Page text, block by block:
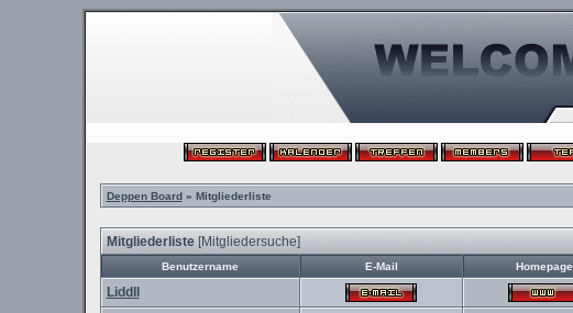
Deppen Board» Mitgliederliste
Mitgliederliste[Mitgliedersuche]
Benutzername E-Mail Homepage
Liddll